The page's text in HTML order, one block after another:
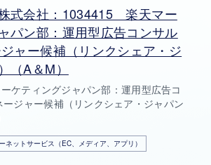
式会社：1034415 楽天マー
パン部：運用型広告コンサル
ャー候補（リンクシェア・ジ
（A＆M）
ケティングジャパン部：運用型広告コ
ージャー候補（リンクシェア・ジャパン
ネットサービス（EC、メディア、アプリ）